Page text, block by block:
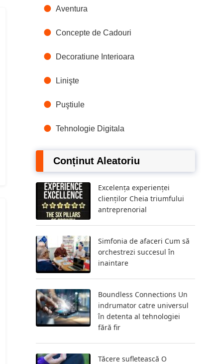
Aventura
Concepte de Cadouri
Decoratiune Interioara
Linişte
Puştiule
Tehnologie Digitala
Conținut Aleatoriu
Excelența experienței
clienților Cheia triumfului
antreprenorial
Simfonia de afaceri Cum să
orchestrezi succesul în
inaintare
Boundless Connections Un
indrumator catre universul
în detenta al tehnologiei
fără fir
Tăcere sufletească O